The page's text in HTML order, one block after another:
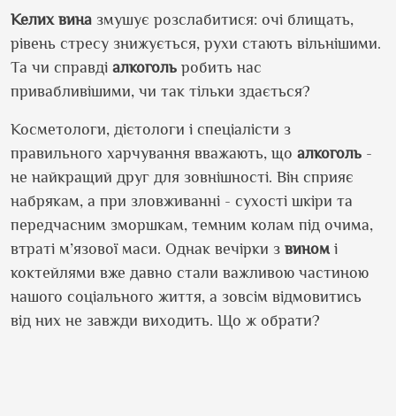
Келих вина змушує розслабитися: очі блищать,
рівень стресу знижується, рухи стають вільнішими.
Та чи справді алкоголь робить нас
привабливішими, чи так тільки здається?
Косметологи, дієтологи і спеціалісти з
правильного харчування вважають, що алкоголь -
не найкращий друг для зовнішності. Він сприяє
набрякам, а при зловживанні - сухості шкіри та
передчасним зморшкам, темним колам під очима,
втраті м’язової маси. Однак вечірки з вином і
коктейлями вже давно стали важливою частиною
нашого соціального життя, а зовсім відмовитись
від них не завжди виходить. Що ж обрати?